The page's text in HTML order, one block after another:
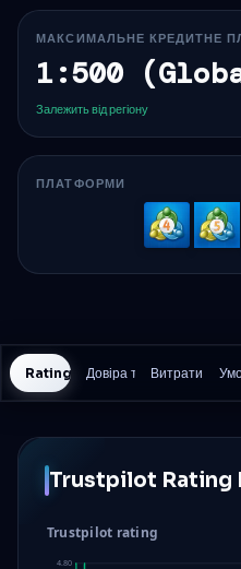
МАКСИМАЛЬНЕ КРЕДИТНЕ
1:500
Залежить від регіону
ПЛАТФОРМИ
4
Rating HistoryДовіра та безпека
Витрати на
Trustpilot Rating
Trustpilot rating
4.80